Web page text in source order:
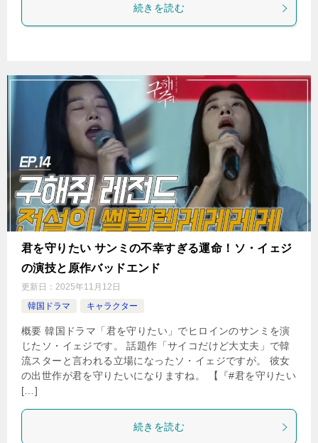
続きを読む
君を守りたい サンミの不幸すぎる運命！ソ・イェジ
の演技と原作バッドエンド
更新日： 2025年11月12日
韓国ドラマ
キャラクター
概要 韓国ドラマ「君を守りたい」でヒロインのサンミを演
じたソ・イェジです。 話題作「サイコだけど大丈夫」で韓
流スターと言われる立場になったソ・イェジですが。 彼女
の出世作が君を守りたいになりますね。 【『#君を守りたい
[…]
続きを読む